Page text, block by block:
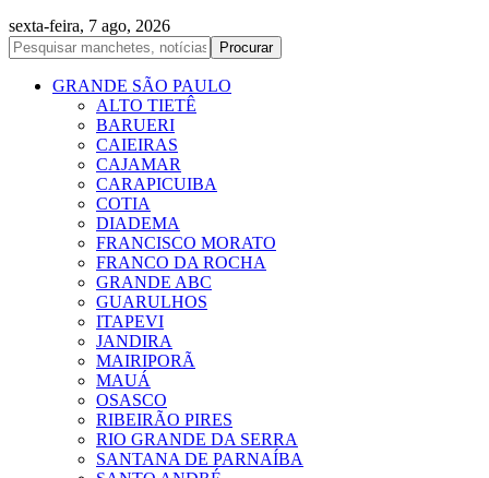
sexta-feira, 7 ago, 2026
GRANDE SÃO PAULO
ALTO TIETÊ
BARUERI
CAIEIRAS
CAJAMAR
CARAPICUIBA
COTIA
DIADEMA
FRANCISCO MORATO
FRANCO DA ROCHA
GRANDE ABC
GUARULHOS
ITAPEVI
JANDIRA
MAIRIPORÃ
MAUÁ
OSASCO
RIBEIRÃO PIRES
RIO GRANDE DA SERRA
SANTANA DE PARNAÍBA